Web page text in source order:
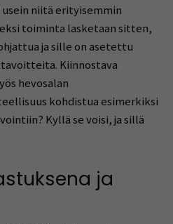
niitä erityisemmin
toiminta lasketaan sitten,
ja sille on asetettu
Kiinnostava
hevosalan
kohdistua esimerkiksi
Kyllä se voisi, ja sillä
ja